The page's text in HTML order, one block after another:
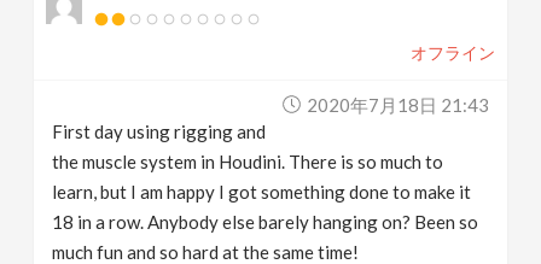
オフライン
2020年7月18日 21:43
First day using rigging and
the muscle system in Houdini. There is so much to
learn, but I am happy I got something done to make it
18 in a row. Anybody else barely hanging on? Been so
much fun and so hard at the same time!